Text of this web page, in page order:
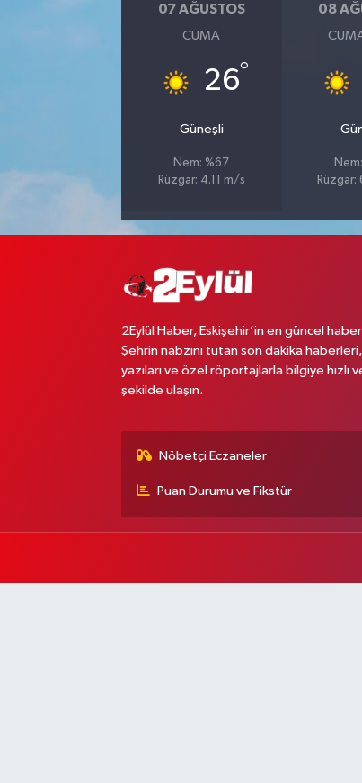
07 AĞUSTOS
CUMA
26°
Güneşli
Nem: %67
Rüzgar: 4.11 m/s
08
Rüzgar:
2Eylül Haber, Eskişehir’in en güncel
Şehrin nabzını tutan son dakika
yazıları ve özel röportajlarla bilgiye hızlı
şekilde ulaşın.
Nöbetçi Eczaneler
Puan Durumu ve Fikstür